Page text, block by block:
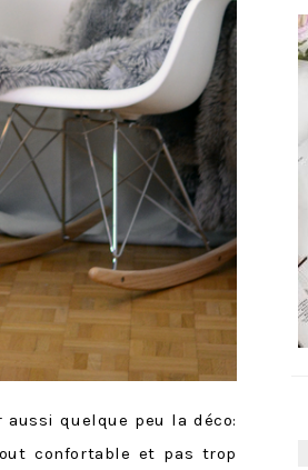
quelque peu la déco:
confortable et pas trop